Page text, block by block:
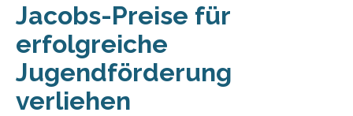
Jacobs-Preise für
erfolgreiche
Jugendförderung
verliehen